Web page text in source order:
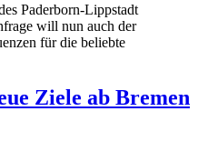
Paderborn-Lippstadt
will nun auch der
für die beliebte
Ziele ab Bremen